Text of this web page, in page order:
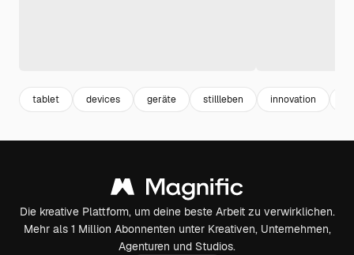
tablet devices geräte stillleben innovation
Die kreative Plattform, um deine beste Arbeit zu verwirklichen.
Mehr als 1 Million Abonnenten unter Kreativen, Unternehmen,
Agenturen und Studios.